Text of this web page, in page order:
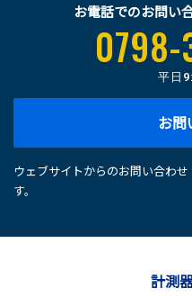
お電話でのお問い
平日
お問
ウェブサイトからのお問い合わ
す。
計測